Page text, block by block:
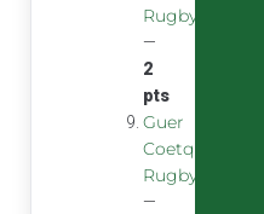
Rugby
—
2
pts
Guer
Coetquidan
Rugby
—